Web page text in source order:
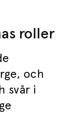
roller
och
svår i